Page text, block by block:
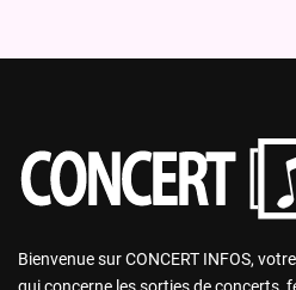
Bienvenue sur CONCERT INFOS,